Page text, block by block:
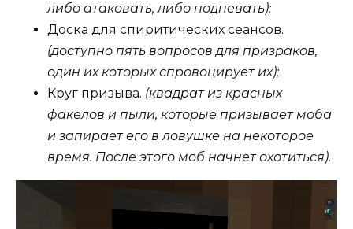
либо атаковать, либо подпевать);
Доска для спиритических сеансов.
(доступно пять вопросов для призраков,
один их которых спровоцирует их);
Круг призыва. (квадрат из красных
факелов и пыли, которые призывает моба
и запирает его в ловушке на некоторое
время. После этого моб начнет охотиться).